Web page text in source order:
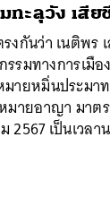
ะลุวัง เสีย
งกันว่า เนติพร
รมทางการเมือ
ายหมิ่นประมา
ายอาญา มาต
เป็นเวลา